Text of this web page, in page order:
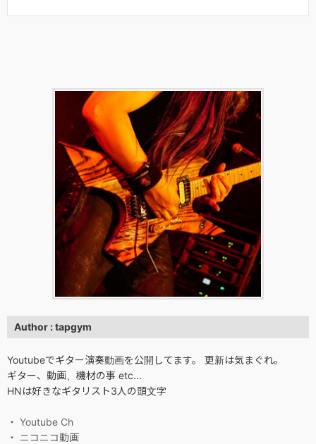
Author : tapgym
Youtubeでギター演奏動画を公開してます。 更新は気まぐれ。
ギター、動画、機材の事 etc...
HNは好きなギタリスト3人の頭文字
・ Youtube Ch
・ ニコニコ動画